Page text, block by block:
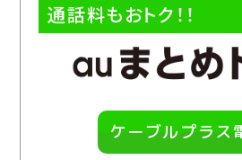
通話料もおトク！！
ケーブルプラス